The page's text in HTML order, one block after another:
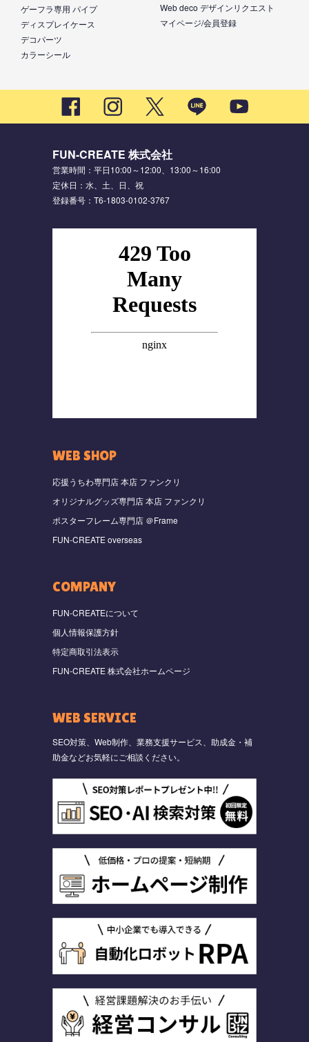
ゲーフラ専用 パイプ
ディスプレイケース
デコパーツ
カラーシール
Web deco デザインリクエスト
マイページ/会員登録
FUN-CREATE 株式会社
営業時間：平日10:00～12:00、13:00～16:00
定休日：水、土、日、祝
登録番号：T6-1803-0102-3767
WEB SHOP
応援うちわ専門店 本店 ファンクリ
オリジナルグッズ専門店 本店 ファンクリ
ポスターフレーム専門店 ＠Frame
FUN-CREATE overseas
COMPANY
FUN-CREATEについて
個人情報保護方針
特定商取引法表示
FUN-CREATE 株式会社ホームページ
WEB SERVICE
SEO対策、Web制作、業務支援サービス、助成金・補
助金などお気軽にご相談ください。